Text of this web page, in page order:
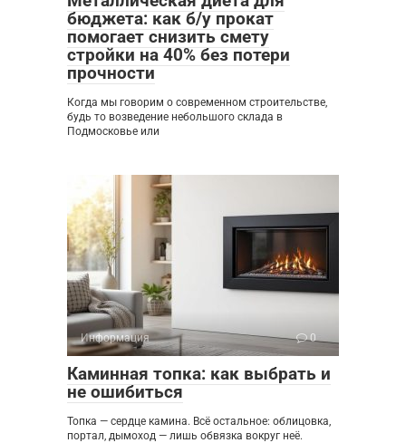
бюджета: как б/у прокат
помогает снизить смету
стройки на 40% без потери
прочности
Когда мы говорим о современном строительстве,
будь то возведение небольшого склада в
Подмосковье или
Информация 0
Каминная топка: как выбрать и
не ошибиться
Топка — сердце камина. Всё остальное: облицовка,
портал, дымоход — лишь обвязка вокруг неё.